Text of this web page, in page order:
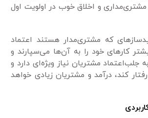
مشتری‌مداری و اخلاق خوب در اولویت اول
که مشتری‌مدار هستند اعتماد
کارهای خود را به آن‌ها می‌سپارند و
جلب‌اعتماد مشتریان نیاز ویژه‌ای دارد و
کند، درآمد و مشتریان زیادی خواهد